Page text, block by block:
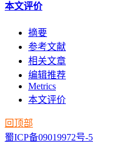
本文评价
摘要
参考文献
相关文章
编辑推荐
Metrics
本文评价
回顶部
蜀ICP备09019972号-5